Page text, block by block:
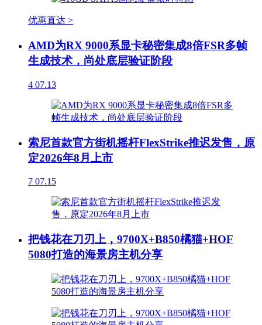
优惠直达 >
AMD为RX 9000系显卡秘密集成8倍FSR多帧
生成技术，尚处底层验证阶段
4 07.13
索尼首款官方街机摇杆FlexStrike推迟发售，原
定2026年8月上市
7 07.15
把钱花在刀刃上，9700X+B850橘猫+HOF
5080打造的海景房主机分享